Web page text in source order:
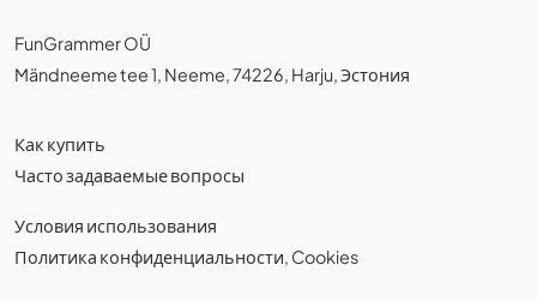
FunGrammer OÜ
Mändneeme tee 1, Neeme, 74226, Harju, Эстония
Как купить
Часто задаваемые вопросы
Условия использования
Политика конфиденциальности, Cookies